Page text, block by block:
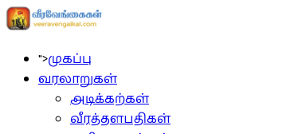
">முகப்பு
வரலாறுகள்
அடிக்கற்கள்
வீரத்தளபதிகள்